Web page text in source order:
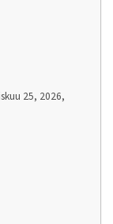
25, 2026,